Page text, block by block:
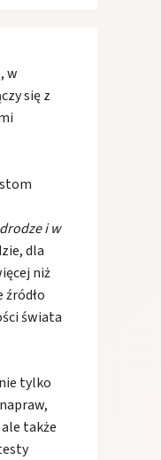
w
się z
i w
dla
niż
świata
tylko
także